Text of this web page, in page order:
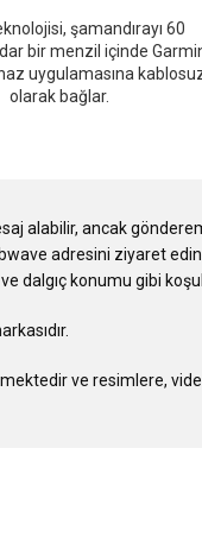
şamandırayı 60
bir menzil içinde
uygulamasına
olarak bağlar.
alabilir, ancak
adresini ziyaret edin.
dalgıç konumu gibi
ve resimlere,